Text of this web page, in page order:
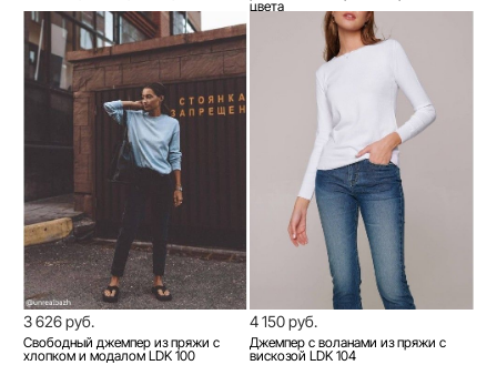
цвета
3 626 руб.
Свободный джемпер из пряжи с
хлопком и модалом LDK 100
4 150 руб.
Джемпер с воланами из пряжи с
вискозой LDK 104